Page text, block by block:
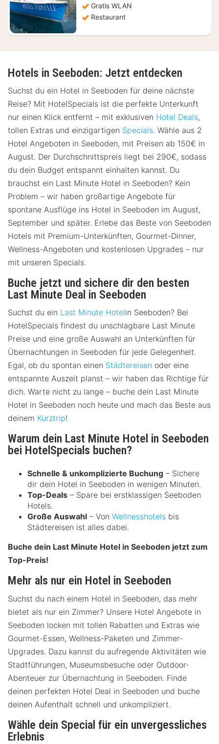
Gratis WLAN
Restaurant
Hotels in Seeboden: Jetzt entdecken
Suchst du ein Hotel in Seeboden für deine nächste
Reise? Mit HotelSpecials ist die perfekte Unterkunft
nur einen Klick entfernt – mit exklusiven Hotel Deals,
tollen Extras und einzigartigen Specials. Wähle aus 2
Hotel Angeboten in Seeboden, mit Preisen ab 150€ in
August. Der Durchschnittspreis liegt bei 290€, sodass
du dein Budget entspannt einhalten kannst. Du
brauchst ein Last Minute Hotel in Seeboden? Kein
Problem – wir haben großartige Angebote für
spontane Ausflüge ins Hotel in Seeboden im August,
September und später. Erlebe das Beste von Seeboden
Hotels mit Premium-Unterkünften, Gourmet-Dinner,
Wellness-Angeboten und kostenlosen Upgrades – nur
mit unseren Specials.
Buche jetzt und sichere dir den besten
Last Minute Deal in Seeboden
Suchst du ein Last Minute Hotelin Seeboden? Bei
HotelSpecials findest du unschlagbare Last Minute
Preise und eine große Auswahl an Unterkünften für
Übernachtungen in Seeboden für jede Gelegenheit.
Egal, ob du spontan einen Städtereisen oder eine
entspannte Auszeit planst – wir haben das Richtige für
dich. Warte nicht zu lange – buche dein Last Minute
Hotel in Seeboden noch heute und mach das Beste aus
deinem Kurztrip!
Warum dein Last Minute Hotel in Seeboden
bei HotelSpecials buchen?
Schnelle & unkomplizierte Buchung – Sichere
dir dein Hotel in Seeboden in wenigen Minuten.
Top-Deals – Spare bei erstklassigen Seeboden
Hotels.
Große Auswahl – Von Wellnesshotels bis
Städtereisen ist alles dabei.
Buche dein Last Minute Hotel in Seeboden jetzt zum
Top-Preis!
Mehr als nur ein Hotel in Seeboden
Suchst du nach einem Hotel in Seeboden, das mehr
bietet als nur ein Zimmer? Unsere Hotel Angebote in
Seeboden locken mit tollen Rabatten und Extras wie
Gourmet-Essen, Wellness-Paketen und Zimmer-
Upgrades. Dazu kannst du aufregende Aktivitäten wie
Stadtführungen, Museumsbesuche oder Outdoor-
Abenteuer zur Übernachtung in Seeboden. Finde
deinen perfekten Hotel Deal in Seeboden und buche
deinen Aufenthalt schnell und unkompliziert.
Wähle dein Special für ein unvergessliches
Erlebnis